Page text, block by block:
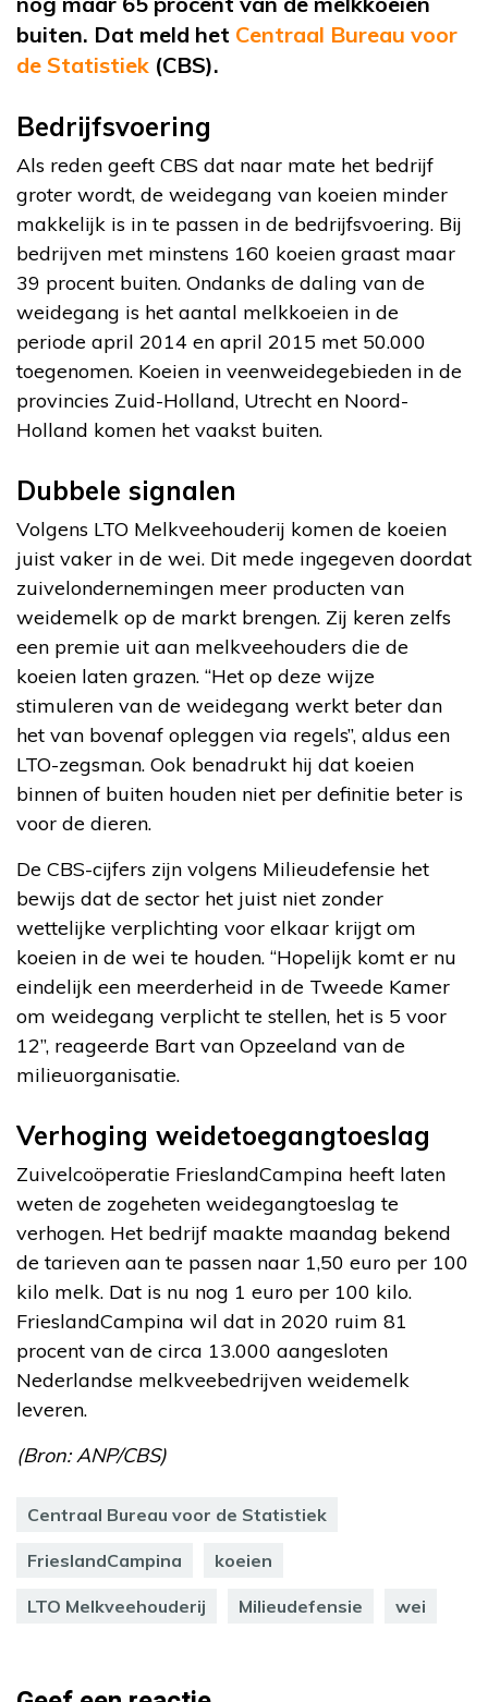
buiten. Dat meld het Centraal Bureau voor
de Statistiek (CBS).
Bedrijfsvoering
Als reden geeft CBS dat naar mate het bedrijf
groter wordt, de weidegang van koeien minder
makkelijk is in te passen in de bedrijfsvoering. Bij
bedrijven met minstens 160 koeien graast maar
39 procent buiten. Ondanks de daling van de
weidegang is het aantal melkkoeien in de
periode april 2014 en april 2015 met 50.000
toegenomen. Koeien in veenweidegebieden in de
provincies Zuid-Holland, Utrecht en Noord-
Holland komen het vaakst buiten.
Dubbele signalen
Volgens LTO Melkveehouderij komen de koeien
juist vaker in de wei. Dit mede ingegeven doordat
zuivelondernemingen meer producten van
weidemelk op de markt brengen. Zij keren zelfs
een premie uit aan melkveehouders die de
koeien laten grazen. “Het op deze wijze
stimuleren van de weidegang werkt beter dan
het van bovenaf opleggen via regels”, aldus een
LTO-zegsman. Ook benadrukt hij dat koeien
binnen of buiten houden niet per definitie beter is
voor de dieren.
De CBS-cijfers zijn volgens Milieudefensie het
bewijs dat de sector het juist niet zonder
wettelijke verplichting voor elkaar krijgt om
koeien in de wei te houden. “Hopelijk komt er nu
eindelijk een meerderheid in de Tweede Kamer
om weidegang verplicht te stellen, het is 5 voor
12”, reageerde Bart van Opzeeland van de
milieuorganisatie.
Verhoging weidetoegangtoeslag
Zuivelcoöperatie FrieslandCampina heeft laten
weten de zogeheten weidegangtoeslag te
verhogen. Het bedrijf maakte maandag bekend
de tarieven aan te passen naar 1,50 euro per 100
kilo melk. Dat is nu nog 1 euro per 100 kilo.
FrieslandCampina wil dat in 2020 ruim 81
procent van de circa 13.000 aangesloten
Nederlandse melkveebedrijven weidemelk
leveren.
(Bron: ANP/CBS)
Centraal Bureau voor de Statistiek
FrieslandCampina koeien
LTO Melkveehouderij Milieudefensie wei